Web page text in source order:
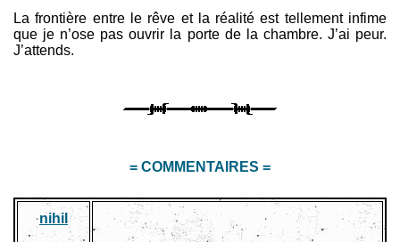
La frontière entre le rêve et la réalité est tellement infime
que je n’ose pas ouvrir la porte de la chambre. J’ai peur.
J’attends.
= COMMENTAIRES =
nihil